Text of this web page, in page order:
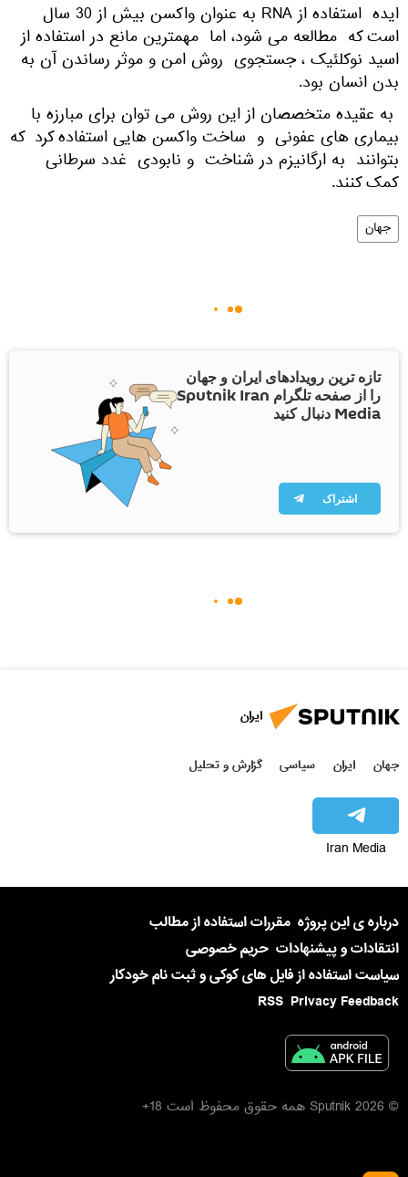
ایده استفاده از RNA به عنوان واکسن بیش از 30 سال
است که مطالعه می شود، اما مهمترین مانع در استفاده از
اسید نوکلئیک ، جستجوی روش امن و موثر رساندن آن به
بدن انسان بود.
به عقیده متخصصان از این روش می توان برای مبارزه با
بیماری های عفونی و ساخت واکسن هایی استفاده کرد که
بتوانند به ارگانیزم در شناخت و نابودی غدد سرطانی
کمک کنند.
جهان
تازه ترین رویدادهای ایران و جهان
را از صفحه تلگرام Sputnik Iran
Media دنبال کنید
اشتراک
ایران
جهان ایران سیاسی گزارش و تحلیل
Iran Media
درباره ی این پروژه مقررات استفاده از مطالب
انتقادات و پیشنهادات حریم خصوصی
سیاست استفاده از فایل های کوکی و ثبت نام خودکار
Privacy Feedback
RSS
© 2026 Sputnik همه حقوق محفوظ است 18+